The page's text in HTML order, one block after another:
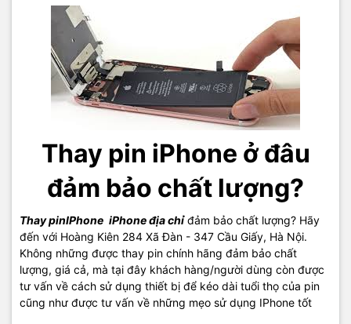
Thay pin iPhone ở đâu
đảm bảo chất lượng?
Thay pinIPhone iPhoneđịa chỉđảm bảo chất lượng? Hãy
đến với Hoàng Kiên 284 Xã Đàn - 347 Cầu Giấy, Hà Nội.
Không những được thay pin chính hãng đảm bảo chất
lượng, giá cả, mà tại đây khách hàng/người dùng còn được
tư vấn về cách sử dụng thiết bị để kéo dài tuổi thọ của pin
cũng như được tư vấn về những mẹo sử dụng IPhone tốt